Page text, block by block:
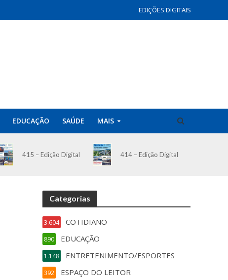
EDIÇÕES DIGITAIS
EDUCAÇÃO SAÚDE MAIS
415 – Edição Digital 414 – Edição Digital
Categorias
COTIDIANO
3.604
EDUCAÇÃO
890
ENTRETENIMENTO/ESPORTES
1.148
ESPAÇO DO LEITOR
392